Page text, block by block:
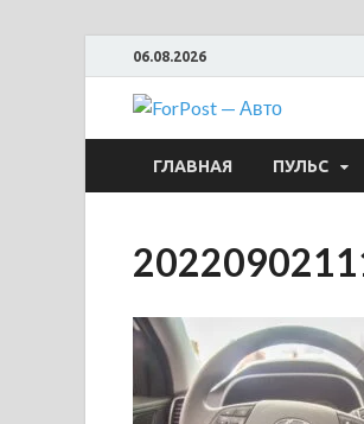
06.08.2026
ГЛАВНАЯ ПУЛЬС